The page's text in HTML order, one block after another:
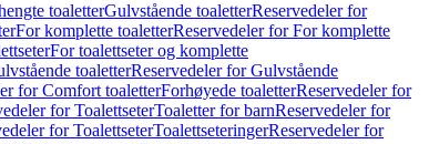
toaletterGulvstående toaletterReservedeler for
For komplette toaletterReservedeler for For komplette
For toalettseter og komplette
toaletterReservedeler for Gulvstående
for Comfort toaletterForhøyede toaletterReservedeler for
for ToalettseterToaletter for barnReservedeler for
for ToalettseterToalettseteringerReservedeler for